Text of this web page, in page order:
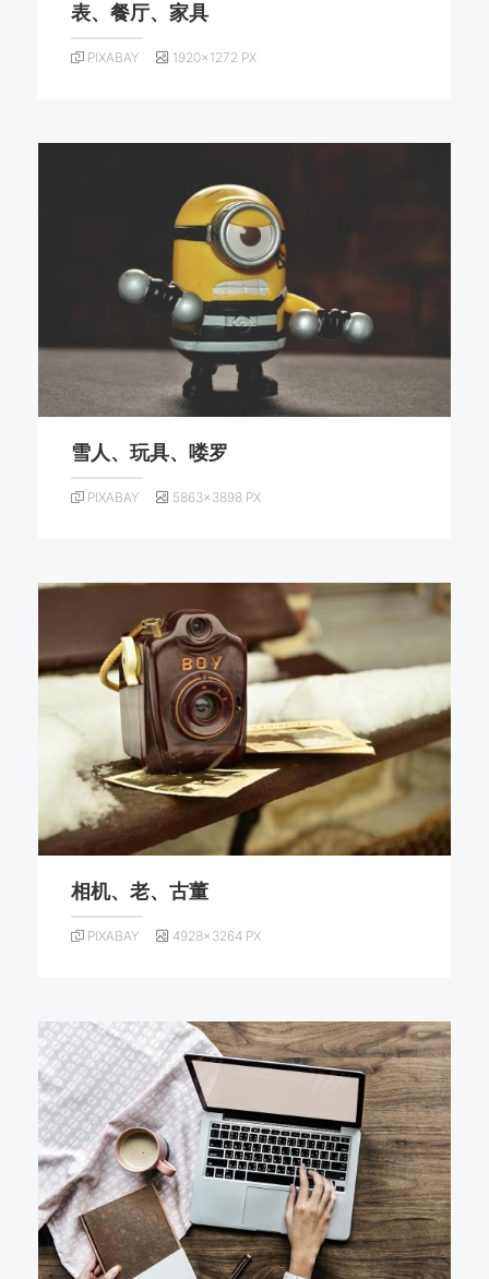
表、餐厅、家具
PIXABAY 1920×1272 PX
雪人、玩具、喽罗
PIXABAY 5863×3898 PX
相机、老、古董
PIXABAY 4928×3264 PX